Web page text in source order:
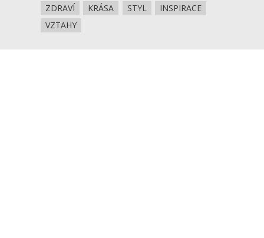
ZDRAVÍ KRÁSA STYL
INSPIRACE
VZTAHY